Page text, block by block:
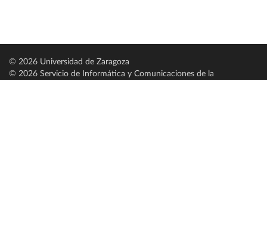
© 2026 Universidad de Zaragoza
© 2026 Servicio de Informática y Comunicaciones de la